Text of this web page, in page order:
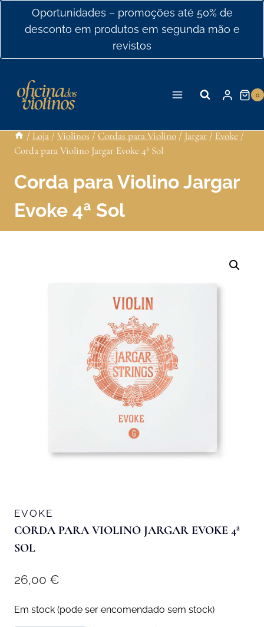
conteúdo
Oportunidades – promoções até 50% de
desconto em produtos em segunda mão e
revistos
0
/ Loja /Violinos / Cordas para Violino / Jargar / Evoke /
Corda para Violino Jargar Evoke 4ª Sol
Corda para Violino Jargar
Evoke 4ª Sol
EVOKE
CORDA PARA VIOLINO JARGAR EVOKE 4ª
SOL
26,00 €
Em stock (pode ser encomendado sem stock)